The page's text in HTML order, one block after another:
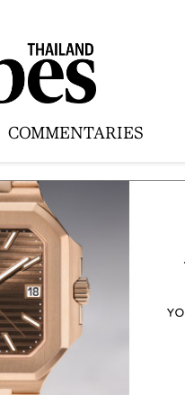
COMMENTARIES